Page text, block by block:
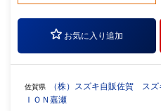
お気に入り追加
佐賀県
（株）スズキ自販佐賀 ス
ＩＯＮ嘉瀬